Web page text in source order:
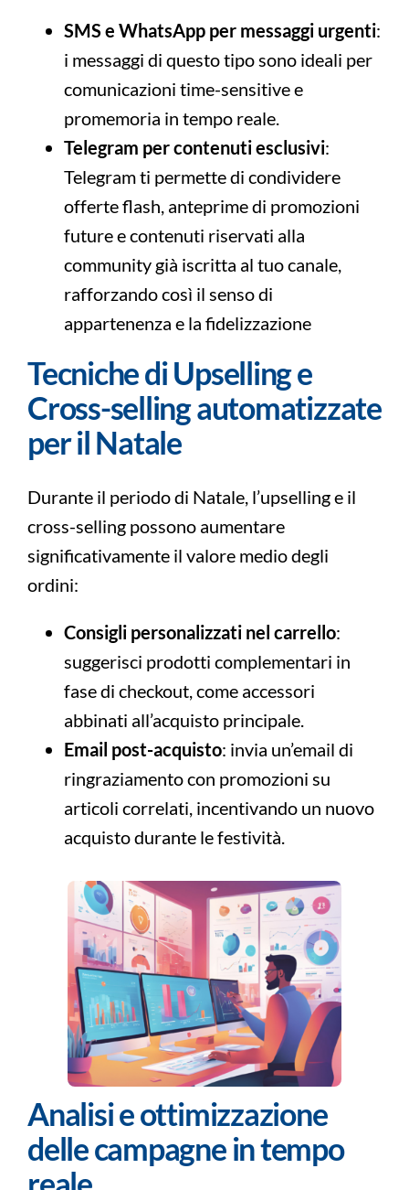
SMS e WhatsApp per messaggi urgenti:
i messaggi di questo tipo sono ideali per
comunicazioni time-sensitive e
promemoria in tempo reale.
Telegram per contenuti esclusivi:
Telegram ti permette di condividere
offerte flash, anteprime di promozioni
future e contenuti riservati alla
community già iscritta al tuo canale,
rafforzando così il senso di
appartenenza e la fidelizzazione
Tecniche di Upselling e
Cross-selling automatizzate
per il Natale
Durante il periodo di Natale, l’upselling e il
cross-selling possono aumentare
significativamente il valore medio degli
ordini:
Consigli personalizzati nel carrello:
suggerisci prodotti complementari in
fase di checkout, come accessori
abbinati all’acquisto principale.
Email post-acquisto: invia un’email di
ringraziamento con promozioni su
articoli correlati, incentivando un nuovo
acquisto durante le festività.
Analisi e ottimizzazione
delle campagne in tempo